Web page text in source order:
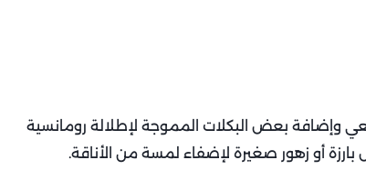
وإضافة بعض البكلات المموجة لإطلالة رومانسية
أو زهور صغيرة لإضفاء لمسة من الأناقة.